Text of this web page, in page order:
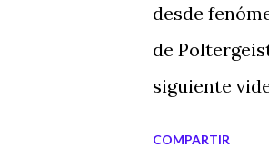
desde
de
siguiente
COMPARTIR